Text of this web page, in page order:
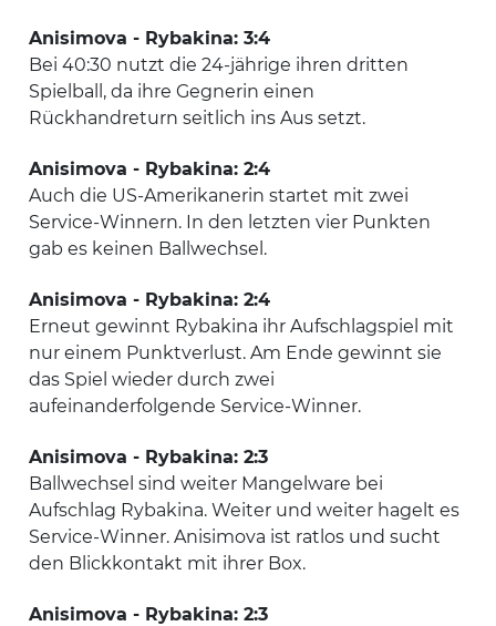
Anisimova - Rybakina: 3:4
Bei 40:30 nutzt die 24-jährige ihren dritten
Spielball, da ihre Gegnerin einen
Rückhandreturn seitlich ins Aus setzt.
Anisimova - Rybakina: 2:4
Auch die US-Amerikanerin startet mit zwei
Service-Winnern. In den letzten vier Punkten
gab es keinen Ballwechsel.
Anisimova - Rybakina: 2:4
Erneut gewinnt Rybakina ihr Aufschlagspiel mit
nur einem Punktverlust. Am Ende gewinnt sie
das Spiel wieder durch zwei
aufeinanderfolgende Service-Winner.
Anisimova - Rybakina: 2:3
Ballwechsel sind weiter Mangelware bei
Aufschlag Rybakina. Weiter und weiter hagelt es
Service-Winner. Anisimova ist ratlos und sucht
den Blickkontakt mit ihrer Box.
Anisimova - Rybakina: 2:3